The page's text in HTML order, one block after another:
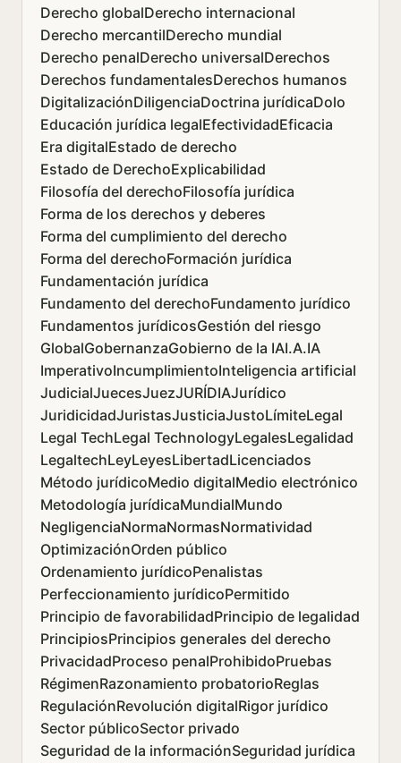
Derecho globalDerecho internacional
Derecho mercantilDerecho mundial
Derecho penalDerecho universalDerechos
Derechos fundamentalesDerechos humanos
DigitalizaciónDiligenciaDoctrina jurídicaDolo
Educación jurídica legalEfectividadEficacia
Era digitalEstado de derecho
Estado de DerechoExplicabilidad
Filosofía del derechoFilosofía jurídica
Forma de los derechos y deberes
Forma del cumplimiento del derecho
Forma del derechoFormación jurídica
Fundamentación jurídica
Fundamento del derechoFundamento jurídico
Fundamentos jurídicosGestión del riesgo
GlobalGobernanzaGobierno de la IAI.A.IA
ImperativoIncumplimientoInteligencia artificial
JudicialJuecesJuezJURÍDIAJurídico
JuridicidadJuristasJusticiaJustoLímiteLegal
Legal TechLegal TechnologyLegalesLegalidad
LegaltechLeyLeyesLibertadLicenciados
Método jurídicoMedio digitalMedio electrónico
Metodología jurídicaMundialMundo
NegligenciaNormaNormasNormatividad
OptimizaciónOrden público
Ordenamiento jurídicoPenalistas
Perfeccionamiento jurídicoPermitido
Principio de favorabilidadPrincipio de legalidad
PrincipiosPrincipios generales del derecho
PrivacidadProceso penalProhibidoPruebas
RégimenRazonamiento probatorioReglas
RegulaciónRevolución digitalRigor jurídico
Sector públicoSector privado
Seguridad de la informaciónSeguridad jurídica